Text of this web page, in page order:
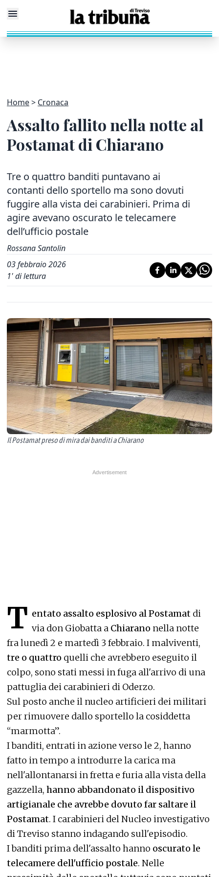
Home Cronaca
Assalto fallito nella notte al
Postamat di Chiarano
Tre o quattro banditi puntavano ai
contanti dello sportello ma sono dovuti
fuggire alla vista dei carabinieri. Prima di
agire avevano oscurato le telecamere
dell’ufficio postale
Rossana Santolin
03 febbraio 2026
1' di lettura
Il Postamat preso di mira dai banditi a Chiarano
T entato assalto esplosivo al Postamat di
via don Giobatta a Chiarano nella notte
fra lunedì 2 e martedì 3 febbraio. I malviventi,
tre o quattro quelli che avrebbero eseguito il
colpo, sono stati messi in fuga all'arrivo di una
pattuglia dei carabinieri di Oderzo.
Sul posto anche il nucleo artificieri dei militari
per rimuovere dallo sportello la cosiddetta
“marmotta”.
I banditi, entrati in azione verso le 2, hanno
fatto in tempo a introdurre la carica ma
nell'allontanarsi in fretta e furia alla vista della
gazzella, hanno abbandonato il dispositivo
artigianale che avrebbe dovuto far saltare il
Postamat. I carabinieri del Nucleo investigativo
di Treviso stanno indagando sull'episodio.
I banditi prima dell'assalto hanno oscurato le
telecamere dell'ufficio postale. Nelle